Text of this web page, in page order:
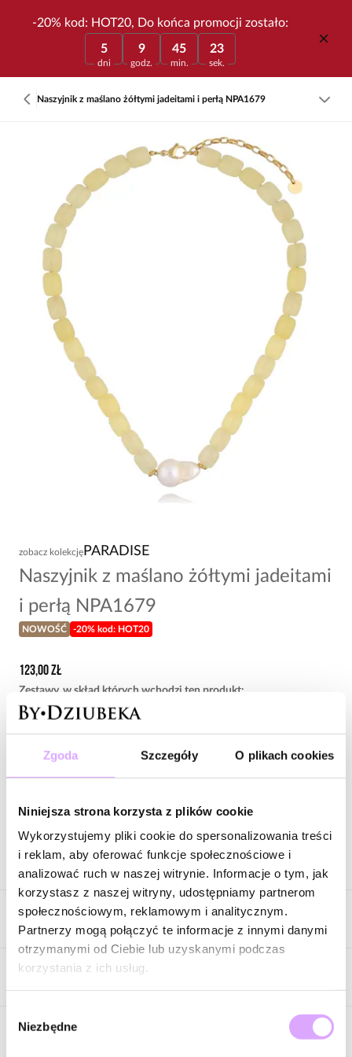
Zgoda Szczegóły O plikach cookies
Niniejsza strona korzysta z plików cookie
Wykorzystujemy pliki cookie do spersonalizowania treści
i reklam, aby oferować funkcje społecznościowe i
analizować ruch w naszej witrynie. Informacje o tym, jak
korzystasz z naszej witryny, udostępniamy partnerom
społecznościowym, reklamowym i analitycznym.
Partnerzy mogą połączyć te informacje z innymi danymi
otrzymanymi od Ciebie lub uzyskanymi podczas
korzystania z ich usług.
zgody
Niezbędne
-20% kod: HOT20, Do końca promocji zostało:
5
dni
9
godz.
45
min.
23
sek.
Naszyjnik z maślano żółtymi jadeitami i perłą NPA1679
zobacz kolekcję PARADISE
Naszyjnik z maślano żółtymi jadeitami
i perłą NPA1679
NOWOŚĆ -20% kod: HOT20
123,00 zł
Zestawy, w skład których wchodzi ten produkt:
Zestaw biżuterii z jadeitami i perłą w oliwkowych odcieniach
ZN0260
Opis produktu
Ciepły, subtelny i pełen słonecznego blasku.Ten naszyjnik z
jadeitów urzeka delikatnym, maślanym odcieniem żółci, który
wnosi do stylizacji lekkość i naturalną świeżość. Jasne kamienie
tworzą harmonijną kompozycję inspirowaną letnim światłem, a
ich matowe wykończenie nadaje całości wyjątkowo szlachetny
charakter.
Centralnym elementem naszyjnika jest naturalna perła o
Cechy produktu
Kolor metalu
Opinie